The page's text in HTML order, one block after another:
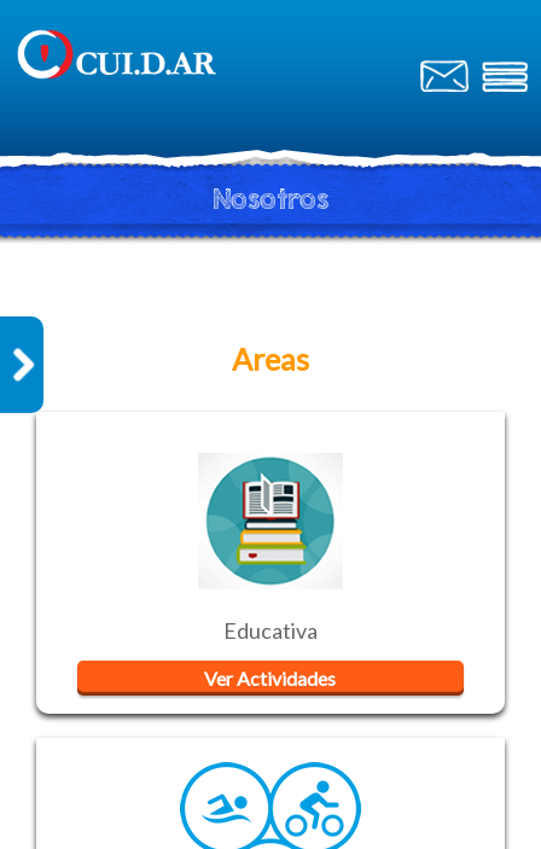
Nosotros
Areas
Educativa
Ver Actividades